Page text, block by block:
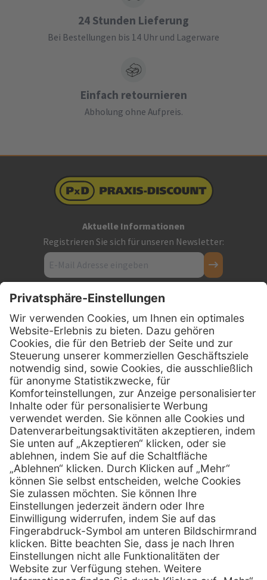
24 Stunden Lieferung
Bei Bestellungen bis 14 Uhr und Lagerware
Einfach retournieren
Abholung ohne Aufpreis.
Aktuelle Informationen
Registrieren Sie sich für unseren Newsletter:
Kontakt
Firmensitz
PxD Praxis-Discount GmbH
Hans-Wunderlich-Straße 7
D-49078 Osnabrück
Telefon: 0800 - 600 66 30
Telefon:0800 - 07 01 96
E-Mail:info @ praxis-discount.de
Services
Serviceversprechen
Sprechstundenbedarf
Retoure anmelden
Hilfe
FAQs
Kontakt
Lob & Kritik
Zertifikat Rechtliches
Impressum